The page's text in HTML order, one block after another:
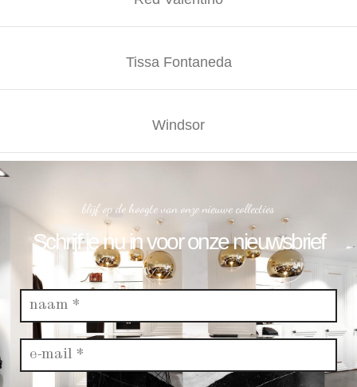
Tissa Fontaneda
Windsor
blijf op de hoogte van onze nieuwe collecties
Schrijf je nu in voor onze nieuwsbrief